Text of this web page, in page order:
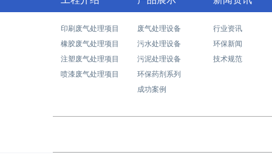
印刷废气处理项目
橡胶废气处理项目
注塑废气处理项目
喷漆废气处理项目
废气处理设备
污水处理设备
污泥处理设备
环保药剂系列
成功案例
行业资讯
环保新闻
技术规范